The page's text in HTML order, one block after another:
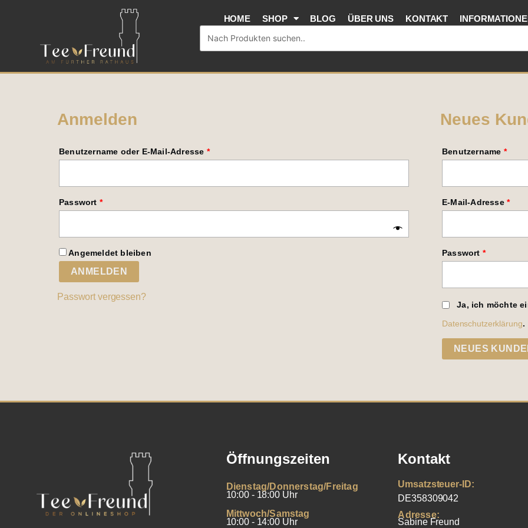
HOME SHOP BLOG ÜBER UNS KONTAKT
Search
...
Anmelden
Benutzername oder E-Mail-Adresse *
Passwort *
Erforderlich
Angemeldet bleiben
ANMELDEN
Passwort vergessen?
Neues
Benutzername *
E-Mail-Adresse *
Passwort *
Ja, ich möchte
Datenschutzerklärung.
NEUES
Öffnungszeiten
Dienstag/Donnerstag/Freitag
10:00 - 18:00 Uhr
Mittwoch/Samstag
10:00 - 14:00 Uhr
Kontakt
Umsatzsteuer-ID:
DE358309042
Adresse:
Sabine Freund